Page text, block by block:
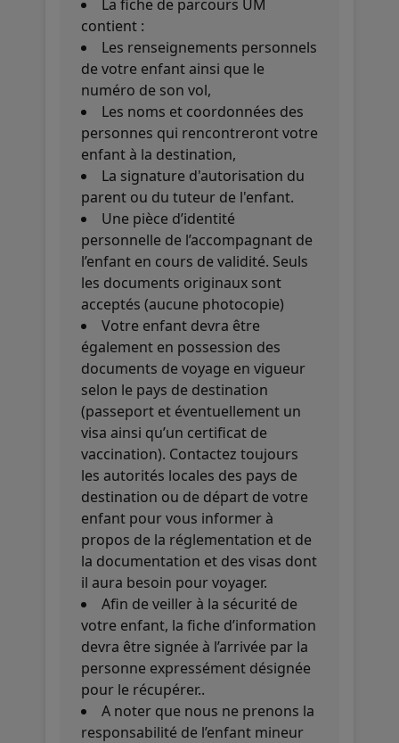
La fiche de parcours UM
contient :
Les renseignements personnels
de votre enfant ainsi que le
numéro de son vol,
Les noms et coordonnées des
personnes qui rencontreront votre
enfant à la destination,
La signature d'autorisation du
parent ou du tuteur de l'enfant.
Une pièce d’identité
personnelle de l’accompagnant de
l’enfant en cours de validité. Seuls
les documents originaux sont
acceptés (aucune photocopie)
Votre enfant devra être
également en possession des
documents de voyage en vigueur
selon le pays de destination
(passeport et éventuellement un
visa ainsi qu’un certificat de
vaccination). Contactez toujours
les autorités locales des pays de
destination ou de départ de votre
enfant pour vous informer à
propos de la réglementation et de
la documentation et des visas dont
il aura besoin pour voyager.
Afin de veiller à la sécurité de
votre enfant, la fiche d’information
devra être signée à l’arrivée par la
personne expressément désignée
pour le récupérer..
A noter que nous ne prenons la
responsabilité de l’enfant mineur